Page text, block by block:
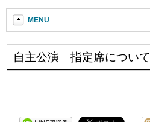
MENU
自主公演 指定席について